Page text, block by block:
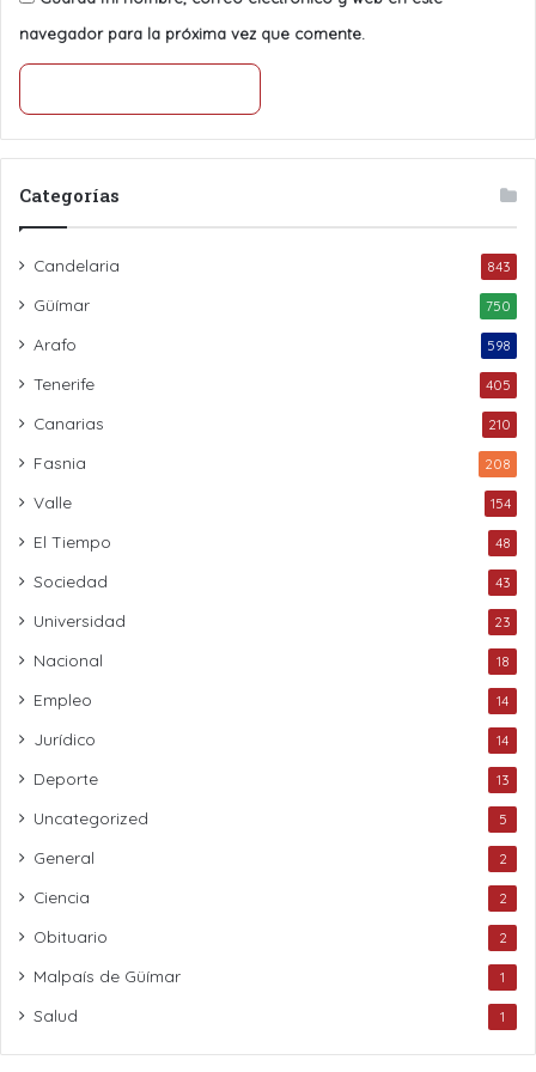
navegador para la próxima vez que comente.
Categorías
Candelaria 843
Güímar 750
Arafo 598
Tenerife 405
Canarias 210
Fasnia 208
Valle 154
El Tiempo 48
Sociedad 43
Universidad 23
Nacional 18
Empleo 14
Jurídico 14
Deporte 13
Uncategorized 5
General 2
Ciencia 2
Obituario 2
Malpaís de Güímar 1
Salud 1